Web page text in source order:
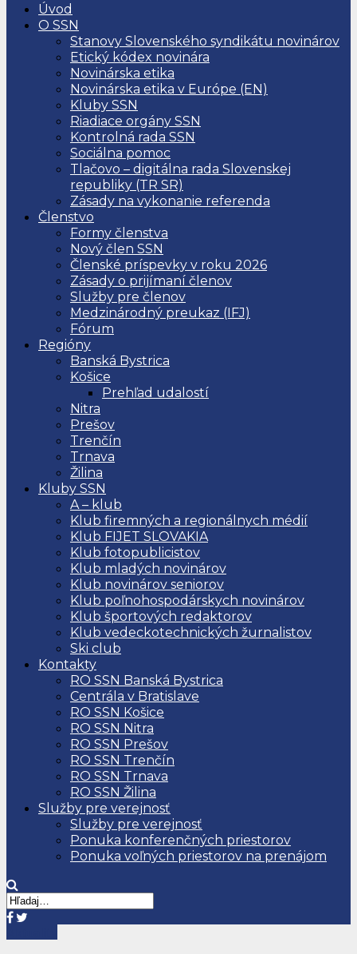
Úvod
O SSN
Stanovy Slovenského syndikátu novinárov
Etický kódex novinára
Novinárska etika
Novinárska etika v Európe (EN)
Kluby SSN
Riadiace orgány SSN
Kontrolná rada SSN
Sociálna pomoc
Tlačovo – digitálna rada Slovenskej
republiky (TR SR)
Zásady na vykonanie referenda
Členstvo
Formy členstva
Nový člen SSN
Členské príspevky v roku 2026
Zásady o prijímaní členov
Služby pre členov
Medzinárodný preukaz (IFJ)
Fórum
Regióny
Banská Bystrica
Košice
Prehľad udalostí
Nitra
Prešov
Trenčín
Trnava
Žilina
Kluby SSN
A – klub
Klub firemných a regionálnych médií
Klub FIJET SLOVAKIA
Klub fotopublicistov
Klub mladých novinárov
Klub novinárov seniorov
Klub poľnohospodárskych novinárov
Klub športových redaktorov
Klub vedeckotechnických žurnalistov
Ski club
Kontakty
RO SSN Banská Bystrica
Centrála v Bratislave
RO SSN Košice
RO SSN Nitra
RO SSN Prešov
RO SSN Trenčín
RO SSN Trnava
RO SSN Žilina
Služby pre verejnosť
Služby pre verejnosť
Ponuka konferenčných priestorov
Ponuka voľných priestorov na prenájom